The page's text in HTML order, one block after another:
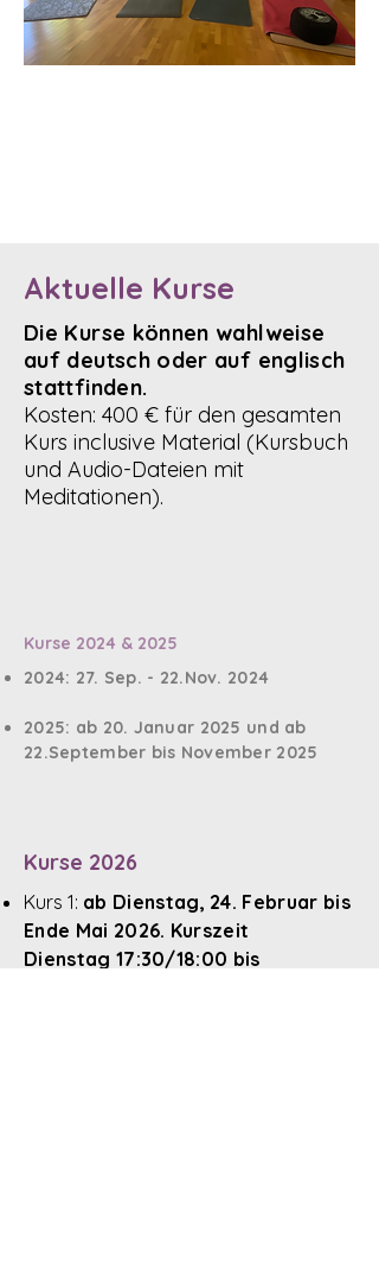
Aktuelle Kurse
Die Kurse können wahlweise
auf deutsch oder auf englisch
stattfinden.
Kosten: 400 € für den gesamten
Kurs inclusive Material (Kursbuch
und Audio-Dateien mit
Meditationen).
Kurse 2024 & 2025
2024: 27. Sep. - 22.Nov. 2024
2025: ab 20. Januar 2025 und ab
22.September bis November 2025
Kurse 2026
​Kurs 1: ab Dienstag, 24. Februar bis
Ende Mai 2026. Kurszeit
Dienstag 17:30/18:00 bis